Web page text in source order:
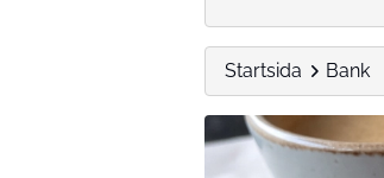
Startsida Bank